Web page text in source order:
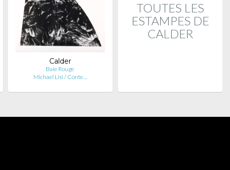
Calder
Baie Rouge
Michael Lisi / Conte…
TOUTES LES
ESTAMPES DE
CALDER